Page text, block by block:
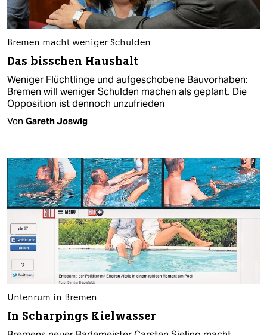
Bremen macht weniger Schulden
Das bisschen Haushalt
Weniger Flüchtlinge und aufgeschobene Bauvorhaben:
Bremen will weniger Schulden machen als geplant. Die
Opposition ist dennoch unzufrieden
Von Gareth Joswig
Untenrum in Bremen
In Scharpings Kielwasser